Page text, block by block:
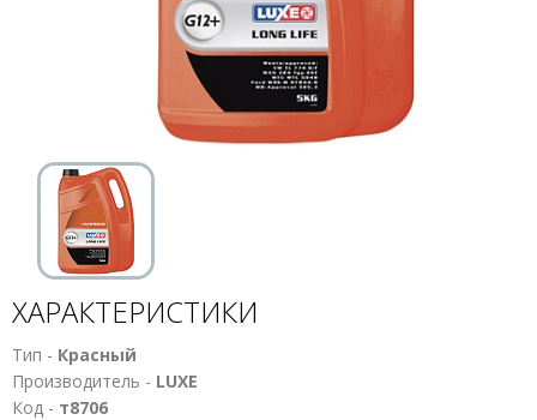
ХАРАКТЕРИСТИКИ
Тип - Красный
Производитель - LUXE
Код - т8706